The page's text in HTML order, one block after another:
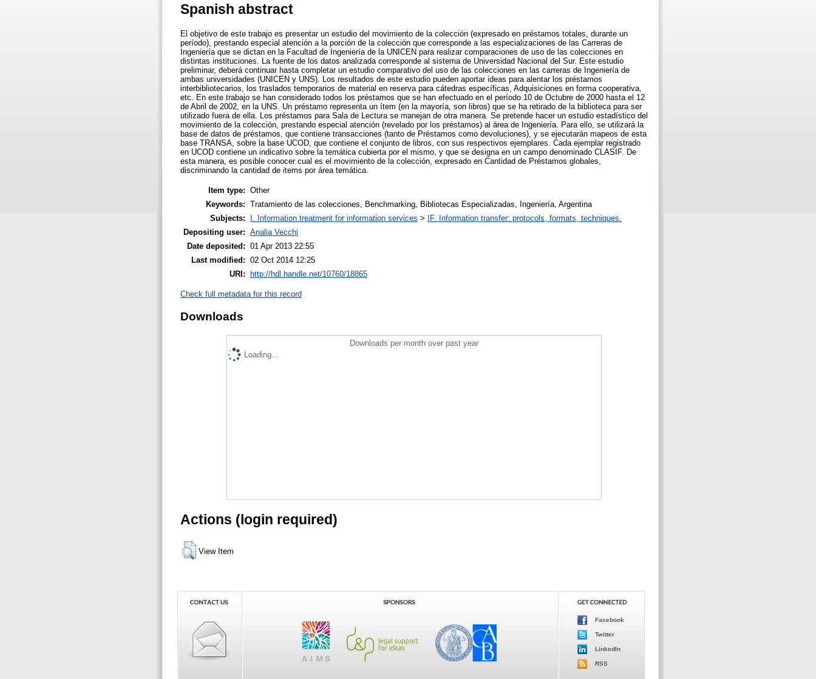
Spanish abstract
El objetivo de este trabajo es presentar un estudio del movimiento de la colección (expresado en préstamos totales, durante un
período), prestando especial atención a la porción de la colección que corresponde a las especializaciones de las Carreras de
Ingeniería que se dictan en la Facultad de Ingeniería de la UNICEN para realizar comparaciones de uso de las colecciones en
distintas instituciones. La fuente de los datos analizada corresponde al sistema de Universidad Nacional del Sur. Este estudio
preliminar, deberá continuar hasta completar un estudio comparativo del uso de las colecciones en las carreras de Ingeniería de
ambas universidades (UNICEN y UNS). Los resultados de este estudio pueden aportar ideas para alentar los préstamos
interbibliotecarios, los traslados temporarios de material en reserva para cátedras específicas, Adquisiciones en forma cooperativa,
etc. En este trabajo se han considerado todos los préstamos que se han efectuado en el período 10 de Octubre de 2000 hasta el 12
de Abril de 2002, en la UNS. Un préstamo representa un ítem (en la mayoría, son libros) que se ha retirado de la biblioteca para ser
utilizado fuera de ella. Los préstamos para Sala de Lectura se manejan de otra manera. Se pretende hacer un estudio estadístico del
movimiento de la colección, prestando especial atención (revelado por los préstamos) al área de Ingeniería. Para ello, se utilizará la
base de datos de préstamos, que contiene transacciones (tanto de Préstamos como devoluciones), y se ejecutarán mapeos de esta
base TRANSA, sobre la base UCOD, que contiene el conjunto de libros, con sus respectivos ejemplares. Cada ejemplar registrado
en UCOD contiene un indicativo sobre la temática cubierta por el mismo, y que se designa en un campo denominado CLASIF. De
esta manera, es posible conocer cual es el movimiento de la colección, expresado en Cantidad de Préstamos globales,
discriminando la cantidad de items por área temática.
Item type: Other
Keywords: Tratamiento de las colecciones, Benchmarking, Bibliotecas Especializadas, Ingeniería, Argentina
Subjects:
I. Information treatment for information services >
IF. Information transfer: protocols, formats, techniques.
Depositing user: Analia Vecchi
Date deposited: 01 Apr 2013 22:55
Last modified: 02 Oct 2014 12:25
URI:
http://hdl.handle.net/10760/18865
Check full metadata for this record
Downloads
Downloads per month over past year
Loading...
Actions (login required)
View Item
Facebook
Twitter
LinkedIn
RSS